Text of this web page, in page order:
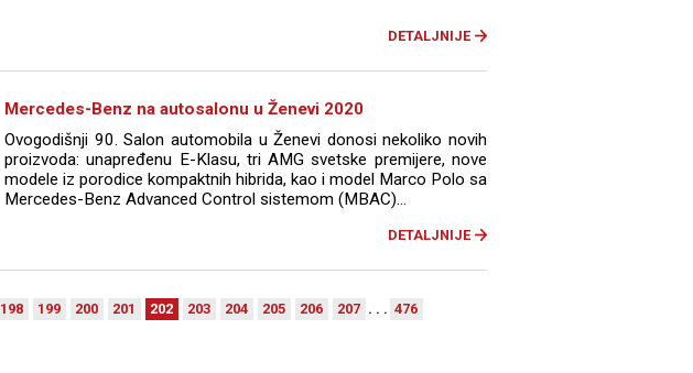
DETALJNIJE
Mercedes-Benz na autosalonu u Ženevi 2020
Ovogodišnji 90. Salon automobila u Ženevi donosi nekoliko novih
proizvoda: unapređenu E-Klasu, tri AMG svetske premijere, nove
modele iz porodice kompaktnih hibrida, kao i model Marco Polo sa
Mercedes-Benz Advanced Control sistemom (MBAC)...
DETALJNIJE
198 199 200 201 202 203 204 205 206 207 . . . 476